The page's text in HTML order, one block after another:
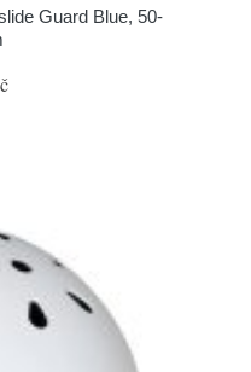
Guard Blue, 50-